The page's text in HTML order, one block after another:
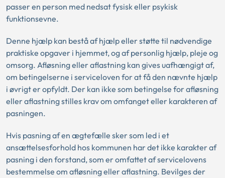
passer en person med nedsat fysisk eller psykisk
funktionsevne.
Denne hjælp kan bestå af hjælp eller støtte til nødvendige
praktiske opgaver i hjemmet, og af personlig hjælp, pleje og
omsorg. Afløsning eller aflastning kan gives uafhængigt af,
om betingelserne i serviceloven for at få den nævnte hjælp
i øvrigt er opfyldt. Der kan ikke som betingelse for afløsning
eller aflastning stilles krav om omfanget eller karakteren af
pasningen.
Hvis pasning af en ægtefælle sker som led i et
ansættelsesforhold hos kommunen har det ikke karakter af
pasning i den forstand, som er omfattet af servicelovens
bestemmelse om afløsning eller aflastning. Bevilges der